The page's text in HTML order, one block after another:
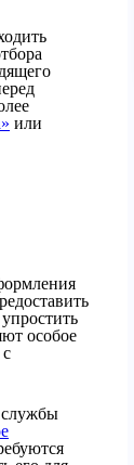
или
особое
службы